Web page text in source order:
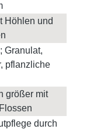
Höhlen und
Granulat,
pflanzliche
größer mit
durch